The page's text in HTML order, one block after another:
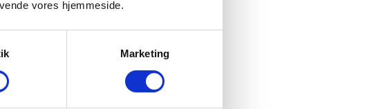
vores hjemmeside.
Marketing